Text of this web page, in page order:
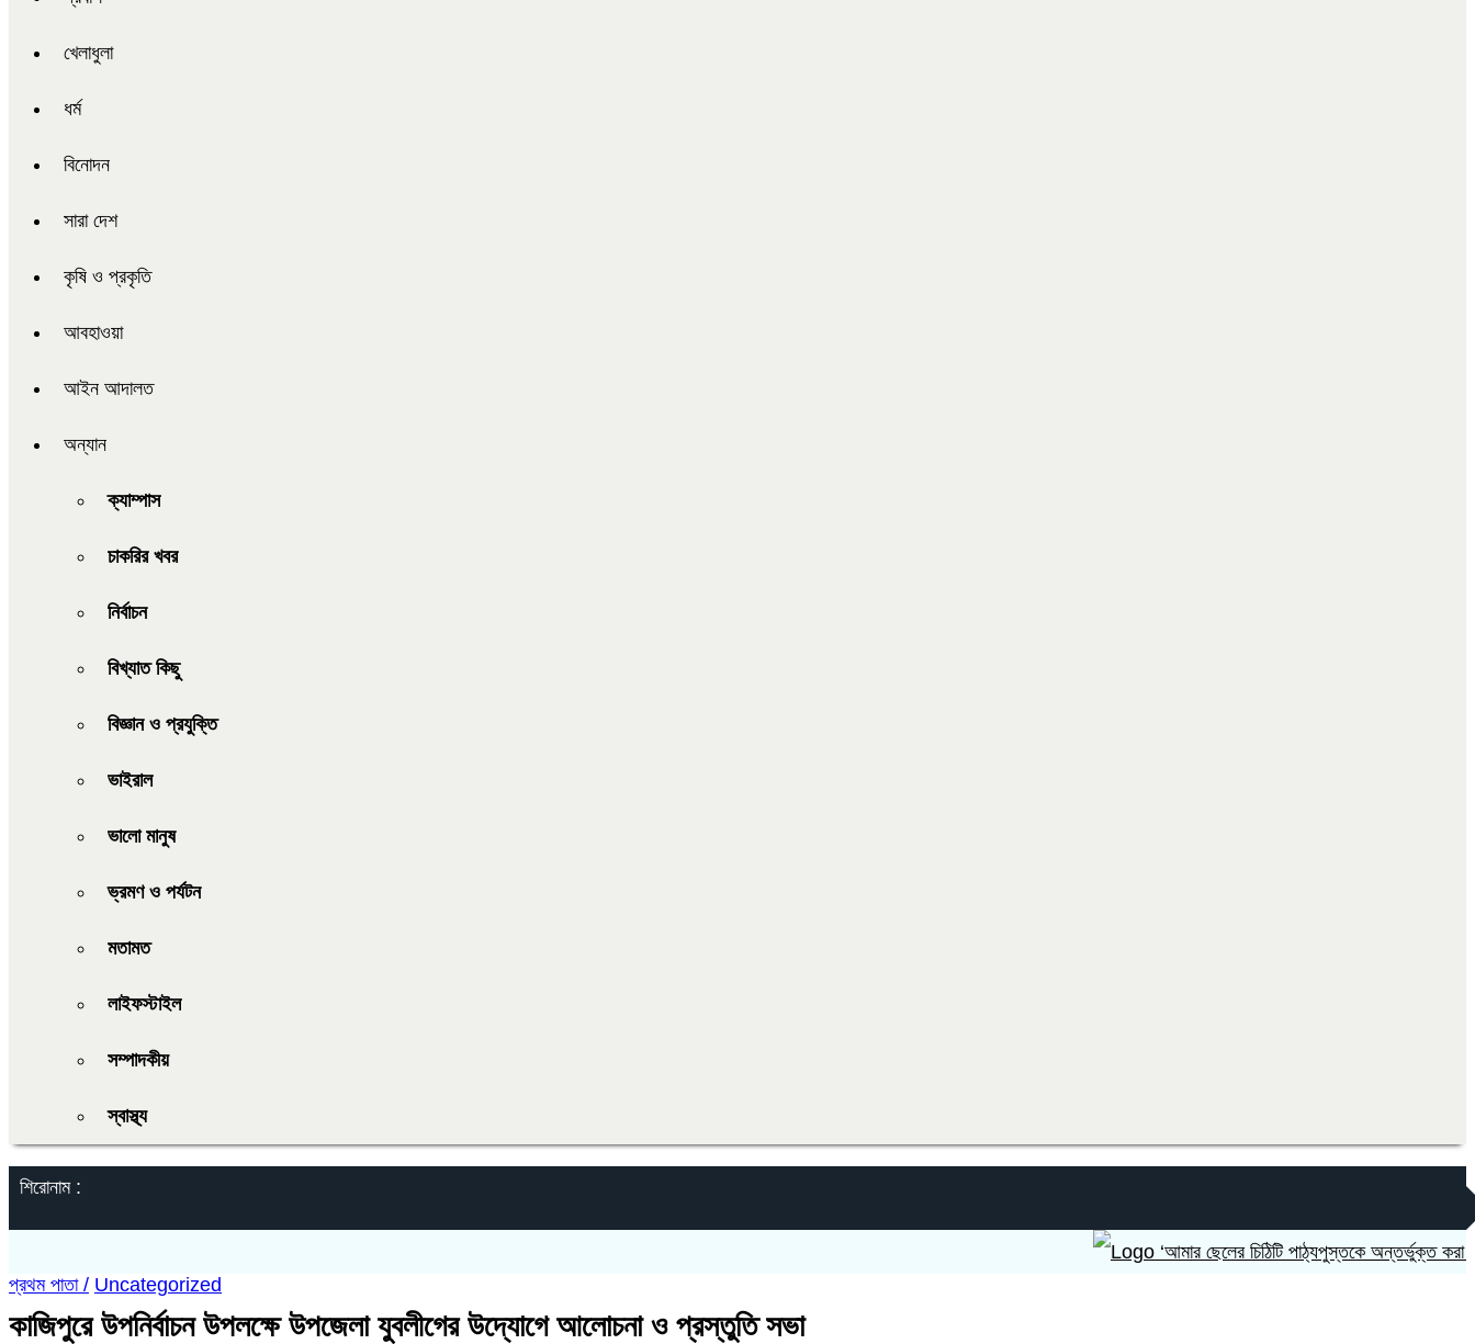
খেলাধুলা
ধর্ম
বিনোদন
সারা দেশ
কৃষি ও প্রকৃতি
আবহাওয়া
আইন আদালত
অন্যান
ক্যাম্পাস
চাকরির খবর
নির্বাচন
বিখ্যাত কিছু
বিজ্ঞান ও প্রযুক্তি
ভাইরাল
ভালো মানুষ
ভ্রমণ ও পর্যটন
মতামত
লাইফস্টাইল
সম্পাদকীয়
স্বাস্থ্য
শিরোনাম :
‘আমার ছেলের চিঠিটি পাঠ্যপুস্তকে অন্তর্ভুক্ত করা হোক’
প্রথম পাতা / Uncategorized
কাজিপুরে উপনির্বাচন উপলক্ষে উপজেলা যুবলীগের উদ্যোগে আলোচনা ও প্রস্তুতি সভা